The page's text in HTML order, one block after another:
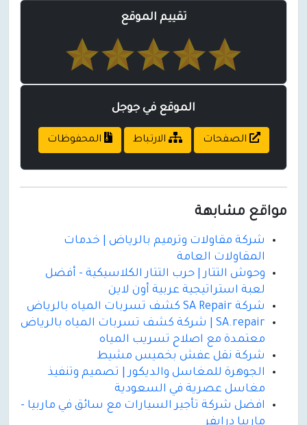
تقييم الموقع
الموقع في جوجل
الصفحات الارتباط المحفوظات
مواقع مشابهة
شركة مقاولات وترميم بالرياض | خدمات
المقاولات العامة
وحوش التتار | حرب التتار الكلاسيكية - أفضل
لعبة استراتيجية عربية أون لاين
شركة SA Repair كشف تسربات المياه بالرياض
SA.repair | شركة كشف تسربات المياه بالرياض
معتمدة مع اصلاح تسريب المياه
شركة نقل عفش بخميس مشيط
الجوهرة للمغاسل والديكور | تصميم وتنفيذ
مغاسل عصرية في السعودية
افضل شركة تأجير السيارات مع سائق في ماربيا -
ماربيا درايفر